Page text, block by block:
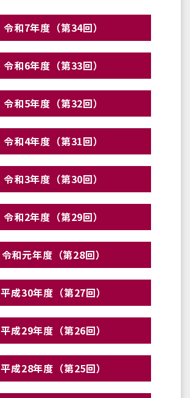
令和7年度（第34回）
令和6年度（第33回）
令和5年度（第32回）
令和4年度（第31回）
令和3年度（第30回）
令和2年度（第29回）
令和元年度（第28回）
平成30年度（第27回）
平成29年度（第26回）
平成28年度（第25回）